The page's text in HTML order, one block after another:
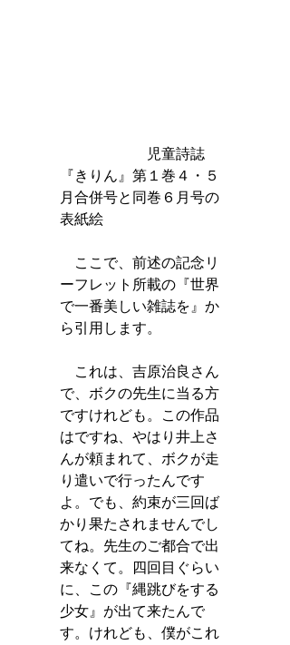
児童詩誌
『きりん』第１巻４・５
月合併号と同巻６月号の
表紙絵
ここで、前述の記念リ
ーフレット所載の『世界
で一番美しい雑誌を』か
ら引用します。
これは、吉原治良さん
で、ボクの先生に当る方
ですけれども。この作品
はですね、やはり井上さ
んが頼まれて、ボクが走
り遣いで行ったんです
よ。でも、約束が三回ば
かり果たされませんでし
てね。先生のご都合で出
来なくて。四回目ぐらい
に、この『縄跳びをする
少女』が出て来たんで
す。けれども、僕がこれ